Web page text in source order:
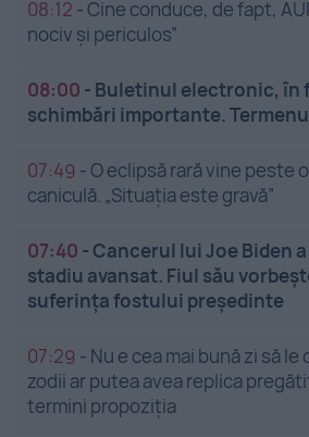
08:12 -Cine conduce, de fapt,
nociv și periculos”
08:00 - Buletinul electronic, în
schimbări importante.
07:49 -O eclipsă rară vine peste
caniculă. „Situația este gravă”
07:40 -Cancerul lui Joe Biden
stadiu avansat. Fiul său
suferința fostului președinte
07:29 - Nu e cea mai bună zi să
zodii ar putea avea replica
termini propoziția